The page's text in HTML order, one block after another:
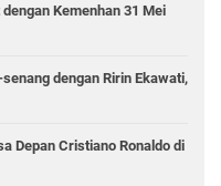
Kemenhan 31 Mei
dengan Ririn Ekawati,
Depan Cristiano Ronaldo di